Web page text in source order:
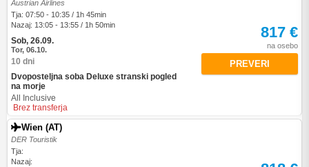
Austrian Airlines
Tja: 07:50 - 10:35 / 1h 45min
Nazaj: 13:05 - 13:55 / 1h 50min
Sob, 26.09.
Tor, 06.10.
10 dni
Dvoposteljna soba Deluxe stranski pogled
na morje
All Inclusive
Brez transferja
817 €
na osebo
PREVERI
Wien (AT)
DER Touristik
Tja:
Nazaj: